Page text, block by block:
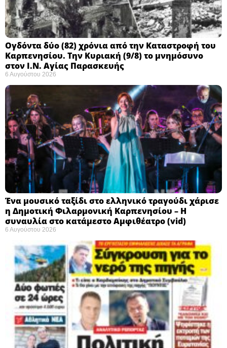
Ογδόντα δύο (82) χρόνια από την Καταστροφή του
Καρπενησίου. Την Κυριακή (9/8) το μνημόσυνο
στον Ι.Ν. Αγίας Παρασκευής
6 Αυγούστου 2026
Ένα μουσικό ταξίδι στο ελληνικό τραγούδι χάρισε
η Δημοτική Φιλαρμονική Καρπενησίου – Η
συναυλία στο κατάμεστο Αμφιθέατρο (vid)
6 Αυγούστου 2026